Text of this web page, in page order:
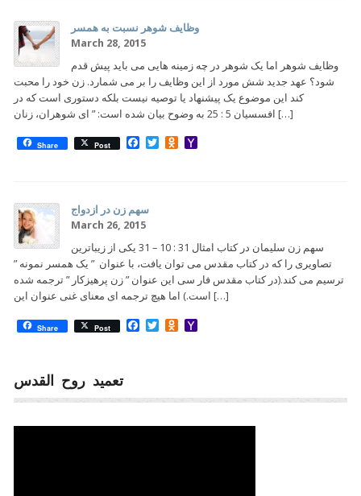
وظایف شوهر نسبت به همسر
March 28, 2015
وظایف شوهر اما یک شوهر در چه زمینه هایی می باید پیش قدم
شود؟ عهد جدید شش مورد از این وظایف را بر می شمارد. زن خود را محبت
کند این موضوع یک پیشنهاد یا توصیه نیست بلکه دستوری است که در
افسسیان 5 : 25 به وضوح بیان شده است: ‌” ای شوهران، زنان […]
Share Post Facebook
TwitterOdnoklassniki
سهم زن در ازدواج
March 26, 2015
سهم زن سلیمان در کتاب امثال 31 : 10 – 31 یکی از زیباترین
تصاویری را که در کتاب مقدس می توان یافت، با عنوان ‌ ” یک همسر نمونه ”
ترسیم می کند.(در کتاب مقدس فار سی این عنوان ‌” زن پرهیزکار ” ترجمه شده
است.) اما هیچ ترجمه ای معنای غنی عنوان این […]
Share Post Facebook
TwitterOdnoklassniki
تعمید روح القدس